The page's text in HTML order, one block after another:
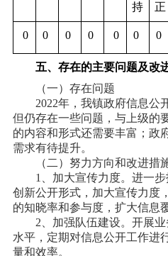
持 正
0 0 0 0 0 0 0
五、存在的主要问题及改
（一）存在问题
2022年，我镇政府信息公
但仍存在一些问题，与上级的
的内容和形式还需要丰富；政
需求有待提升。
（二）努力方向和改进措
1、加大宣传力度。进一
创新公开形式，加大宣传力度
的知晓率和参与度，扩大信息
2、加强队伍建设。开展
水平，定期对信息公开工作进
量和效率。